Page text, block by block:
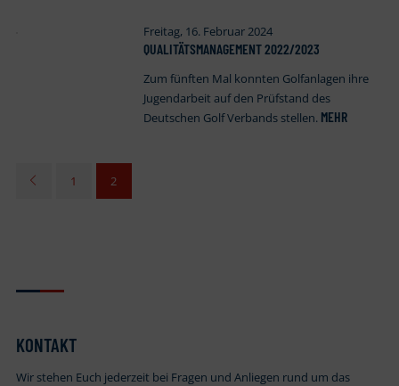
Freitag, 16. Februar 2024
QUALITÄTSMANAGEMENT 2022/2023
Zum fünften Mal konnten Golfanlagen ihre
Jugendarbeit auf den Prüfstand des
Deutschen Golf Verbands stellen. MEHR
1 2
KONTAKT
Wir stehen Euch jederzeit bei Fragen und Anliegen rund um das